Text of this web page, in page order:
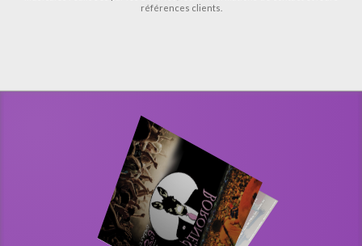
références clients.